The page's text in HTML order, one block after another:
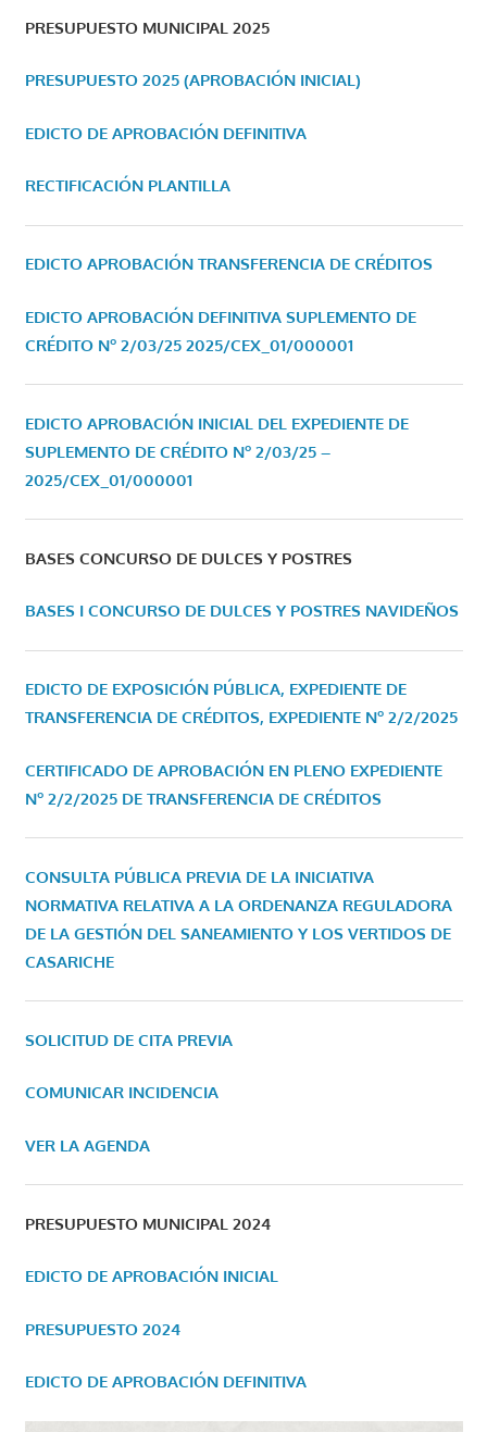
PRESUPUESTO MUNICIPAL 2025
PRESUPUESTO 2025 (APROBACIÓN INICIAL)
EDICTO DE APROBACIÓN DEFINITIVA
RECTIFICACIÓN PLANTILLA
EDICTO APROBACIÓN TRANSFERENCIA DE CRÉDITOS
EDICTO APROBACIÓN DEFINITIVA SUPLEMENTO DE
CRÉDITO Nº 2/03/25 2025/CEX_01/000001
EDICTO APROBACIÓN INICIAL DEL EXPEDIENTE DE
SUPLEMENTO DE CRÉDITO Nº 2/03/25 –
2025/CEX_01/000001
BASES CONCURSO DE DULCES Y POSTRES
BASES I CONCURSO DE DULCES Y POSTRES NAVIDEÑOS
EDICTO DE EXPOSICIÓN PÚBLICA, EXPEDIENTE DE
TRANSFERENCIA DE CRÉDITOS, EXPEDIENTE Nº 2/2/2025
CERTIFICADO DE APROBACIÓN EN PLENO EXPEDIENTE
Nº 2/2/2025 DE TRANSFERENCIA DE CRÉDITOS
CONSULTA PÚBLICA PREVIA DE LA INICIATIVA
NORMATIVA RELATIVA A LA ORDENANZA REGULADORA
DE LA GESTIÓN DEL SANEAMIENTO Y LOS VERTIDOS DE
CASARICHE
SOLICITUD DE CITA PREVIA
COMUNICAR INCIDENCIA
VER LA AGENDA
PRESUPUESTO MUNICIPAL 2024
EDICTO DE APROBACIÓN INICIAL
PRESUPUESTO 2024
EDICTO DE APROBACIÓN DEFINITIVA